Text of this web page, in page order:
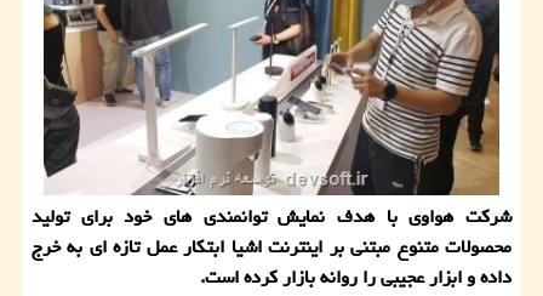
شركت هواوی با هدف نمایش توانمندی های خود برای تولید
محصولات متنوع مبتنی بر اینترنت اشیا ابتكار عمل تازه ای به خرج
داده و ابزار عجیبی را روانه بازار كرده است.